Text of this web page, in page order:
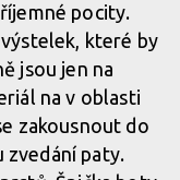
pootočením
botu lze vyzout bez
pocity.
které by
jsou jen na
na v oblasti
zakousnout do
zvedání paty.